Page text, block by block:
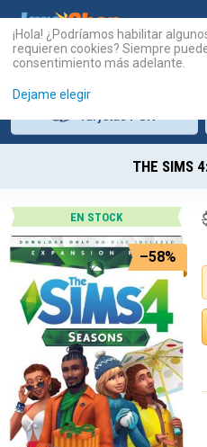
THE SIMS
EN STOCK
–58%
¡Hola! ¿Podríamos habilitar
requieren cookies? Siempre
consentimiento más adelante.
Dejame elegir